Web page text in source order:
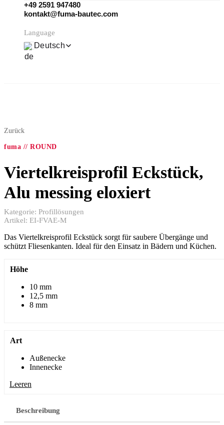
+49 2591 947480
kontakt@fuma-bautec.com
Language
Deutsch
Zurück
fuma // ROUND
Viertelkreisprofil Eckstück,
Alu messing eloxiert
Kategorie: Profillösungen
Artikel: EI-FVAE-M
Das Viertelkreisprofil Eckstück sorgt für saubere Übergänge und
schützt Fliesenkanten. Ideal für den Einsatz in Bädern und Küchen.
Höhe
10 mm
12,5 mm
8 mm
Art
Außenecke
Innenecke
Leeren
Beschreibung